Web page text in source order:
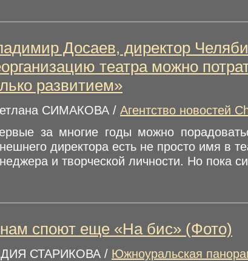
Досаев, директор
театра можно
развитием»
СИМАКОВА / Агентство новостей
за многие годы можно
директора есть не просто имя в
и творческой личности. Но пока
споют еще «На бис» (Фото)
СТАРИКОВА / Южноуральская